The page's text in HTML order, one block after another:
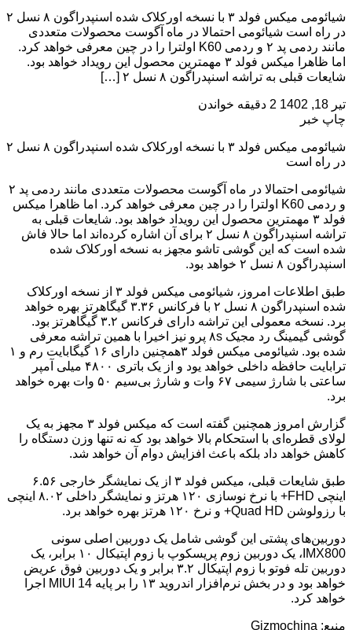
شیائومی میکس فولد ۳ با نسخه اورکلاک شده اسنپدراگون ۸ نسل ۲
در راه است شیائومی احتمالا در ماه آگوست محصولات متعددی
مانند ردمی پد ۲ و ردمی K60 اولترا را در چین معرفی خواهد کرد.
اما ظاهرا میکس فولد ۳ مهمترین محصول این رویداد خواهد بود.
شایعات قبلی به تراشه اسنپدراگون ۸ نسل ۲ […]
تیر 18, 1402
2 دقیقه خواندن
چاپ خبر
شیائومی میکس فولد ۳ با نسخه اورکلاک شده اسنپدراگون ۸ نسل ۲
در راه است
شیائومی احتمالا در ماه آگوست محصولات متعددی مانند ردمی پد ۲
و ردمی K60 اولترا را در چین معرفی خواهد کرد. اما ظاهرا میکس
فولد ۳ مهمترین محصول این رویداد خواهد بود. شایعات قبلی به
تراشه اسنپدراگون ۸ نسل ۲ برای آن اشاره کرده‌اند اما حالا فاش
شده است که این گوشی تاشو مجهز به نسخه اورکلاک شده
اسنپدراگون ۸ نسل ۲ خواهد بود.
طبق اطلاعات امروز، شیائومی میکس فولد ۳ از نسخه اورکلاک
شده اسنپدراگون ۸ نسل ۲ با فرکانس ۳.۳۶ گیگاهرتز بهره خواهد
برد. نسخه معمولی این تراشه دارای فرکانس ۳.۲ گیگاهرتز بود.
گوشی گیمینگ رد مجیک ۸s پرو نیز اخیرا با همین تراشه معرفی
شده بود. شیائومی میکس فولد ۳همچنین دارای ۱۶ گیگابایت رم و ۱
ترابایت حافظه داخلی خواهد یود و از یک باتری ۴۸۰۰ میلی آمپر
ساعتی با شارژ سیمی ۶۷ وات و شارژ بی‌سیم ۵۰ وات بهره خواهد
برد.
گزارش امروز همچنین گفته است که میکس فولد ۳ مجهز به یک
لولای قطره‌ای با استحکام بالا خواهد بود که نه تنها وزن دستگاه را
کاهش خواهد داد بلکه باعث افزایش دوام آن خواهد شد.
طبق شایعات قبلی، میکس فولد ۳ از یک نمایشگر خارجی ۶.۵۶
اینچی FHD+ با نرخ نوسازی ۱۲۰ هرتز و نمایشگر داخلی ۸.۰۲ اینچی
با رزولوشن Quad HD+ و نرخ ۱۲۰ هرتز بهره خواهد برد.
دوربین‌های پشتی این گوشی شامل یک دوربین اصلی سونی
IMX800، یک دوربین زوم پریسکوپ با زوم اپتیکال ۱۰ برابر، یک
دوربین تله فوتو با زوم اپتیکال ۳.۲ برابر و یک دوربین فوق عریض
خواهد بود و در بخش نرم‌افزار اندروید ۱۳ را بر پایه MIUI 14 اجرا
خواهد کرد.
منبع: Gizmochina